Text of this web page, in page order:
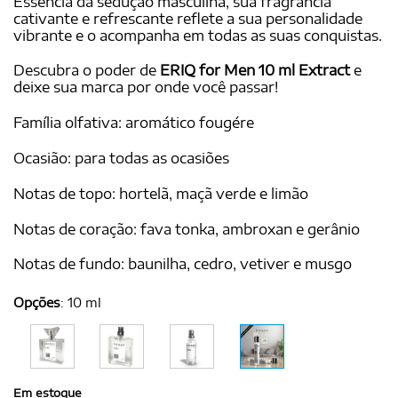
cativante e refrescante reflete a sua personalidade
vibrante e o acompanha em todas as suas conquistas.
Descubra o poder de ERIQ for Men 10 ml Extracte
deixe sua marca por onde você passar!
Família olfativa: aromático fougére
Ocasião: para todas as ocasiões
Notas de topo: hortelã, maçã verde e limão
Notas de coração: fava tonka, ambroxan e gerânio
Notas de fundo: baunilha, cedro, vetiver e musgo
Opções: 10 ml
Em estoque